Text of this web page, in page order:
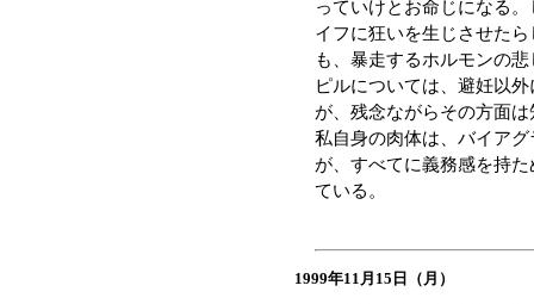
っていけとお命じになる
イフに狂いを生じさせた
も、暴走するホルモンの
ピルについては、避妊以
が、残念ながらその方面
私自身の肉体は、バイア
が、すべてに義務感を持
ている。
1999年11月15日（月）